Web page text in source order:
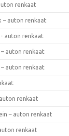
renkaat
– auton renkaat
auton renkaat
auton renkaat
auton renkaat
renkaat
– auton renkaat
renkaat